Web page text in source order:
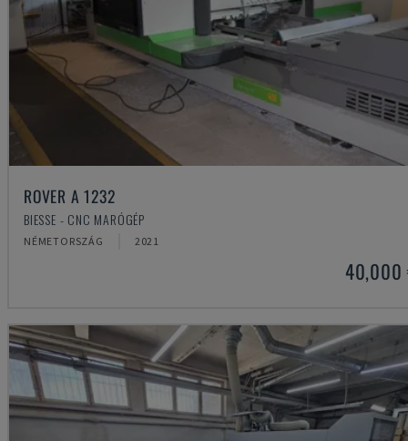
ROVER A 1232
BIESSE - CNC MARÓGÉP
NÉMETORSZÁG 2021
40,000